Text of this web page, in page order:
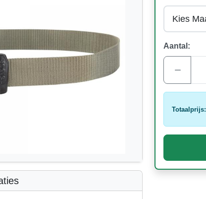
Aantal:
Totaalprijs: